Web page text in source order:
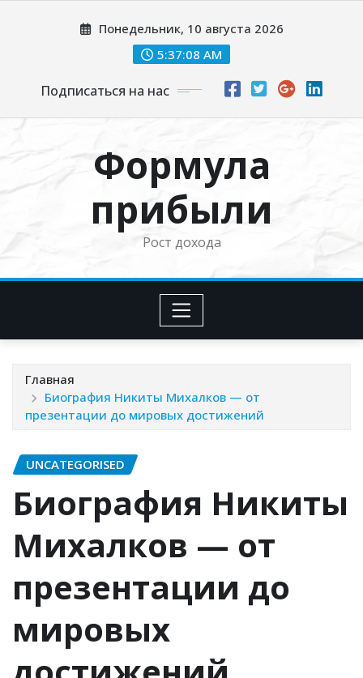
Понедельник, 10 августа 2026
5:37:09 AM
Подписаться на нас
Формула
прибыли
Рост дохода
Главная
Биография Никиты Михалков — от
презентации до мировых достижений
UNCATEGORISED
Биография Никиты
Михалков — от
презентации до
мировых